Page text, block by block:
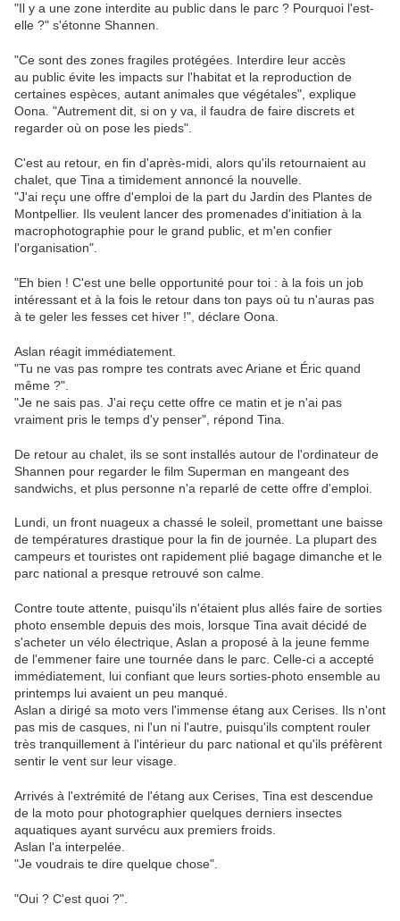
"Il y a une zone interdite au public dans le parc ? Pourquoi l'est-
elle ?" s'étonne Shannen.
"Ce sont des zones fragiles protégées. Interdire leur accès
au public évite les impacts sur l'habitat et la reproduction de
certaines espèces, autant animales que végétales", explique
Oona. "Autrement dit, si on y va, il faudra de faire discrets et
regarder où on pose les pieds".
C'est au retour, en fin d'après-midi, alors qu'ils retournaient au
chalet, que Tina a timidement annoncé la nouvelle.
"J'ai reçu une offre d'emploi de la part du Jardin des Plantes de
Montpellier. Ils veulent lancer des promenades d'initiation à la
macrophotographie pour le grand public, et m'en confier
l'organisation".
"Eh bien ! C'est une belle opportunité pour toi : à la fois un job
intéressant et à la fois le retour dans ton pays où tu n'auras pas
à te geler les fesses cet hiver !", déclare Oona.
Aslan réagit immédiatement.
"Tu ne vas pas rompre tes contrats avec Ariane et Éric quand
même ?".
"Je ne sais pas. J'ai reçu cette offre ce matin et je n'ai pas
vraiment pris le temps d'y penser", répond Tina.
De retour au chalet, ils se sont installés autour de l'ordinateur de
Shannen pour regarder le film Superman en mangeant des
sandwichs, et plus personne n'a reparlé de cette offre d'emploi.
Lundi, un front nuageux a chassé le soleil, promettant une baisse
de températures drastique pour la fin de journée. La plupart des
campeurs et touristes ont rapidement plié bagage dimanche et le
parc national a presque retrouvé son calme.
Contre toute attente, puisqu'ils n'étaient plus allés faire de sorties
photo ensemble depuis des mois, lorsque Tina avait décidé de
s'acheter un vélo électrique, Aslan a proposé à la jeune femme
de l'emmener faire une tournée dans le parc. Celle-ci a accepté
immédiatement, lui confiant que leurs sorties-photo ensemble au
printemps lui avaient un peu manqué.
Aslan a dirigé sa moto vers l'immense étang aux Cerises. Ils n'ont
pas mis de casques, ni l'un ni l'autre, puisqu'ils comptent rouler
très tranquillement à l'intérieur du parc national et qu'ils préfèrent
sentir le vent sur leur visage.
Arrivés à l'extrémité de l'étang aux Cerises, Tina est descendue
de la moto pour photographier quelques derniers insectes
aquatiques ayant survécu aux premiers froids.
Aslan l'a interpelée.
"Je voudrais te dire quelque chose".
"Oui ? C'est quoi ?".